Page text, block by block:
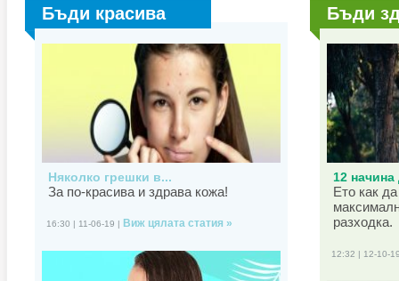
Бъди красива
Няколко грешки в...
За по-красива и здрава кожа!
16:30 | 11-06-19 | Виж цялата статия »
Бъди
12 начина
Ето как
разходка.
12:32 | 12-10-